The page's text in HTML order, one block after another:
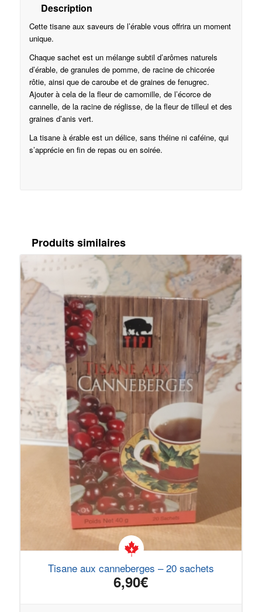
Description
Cette tisane aux saveurs de l’érable vous offrira un moment
unique.
Chaque sachet est un mélange subtil d’arômes naturels
d’érable, de granules de pomme, de racine de chicorée
rôtie, ainsi que de caroube et de graines de fenugrec.
Ajouter à cela de la fleur de camomille, de l’écorce de
cannelle, de la racine de réglisse, de la fleur de tilleul et des
graines d’anis vert.
La tisane à érable est un délice, sans théine ni caféine, qui
s’apprécie en fin de repas ou en soirée.
Produits similaires
Tisane aux canneberges – 20 sachets
6,90€